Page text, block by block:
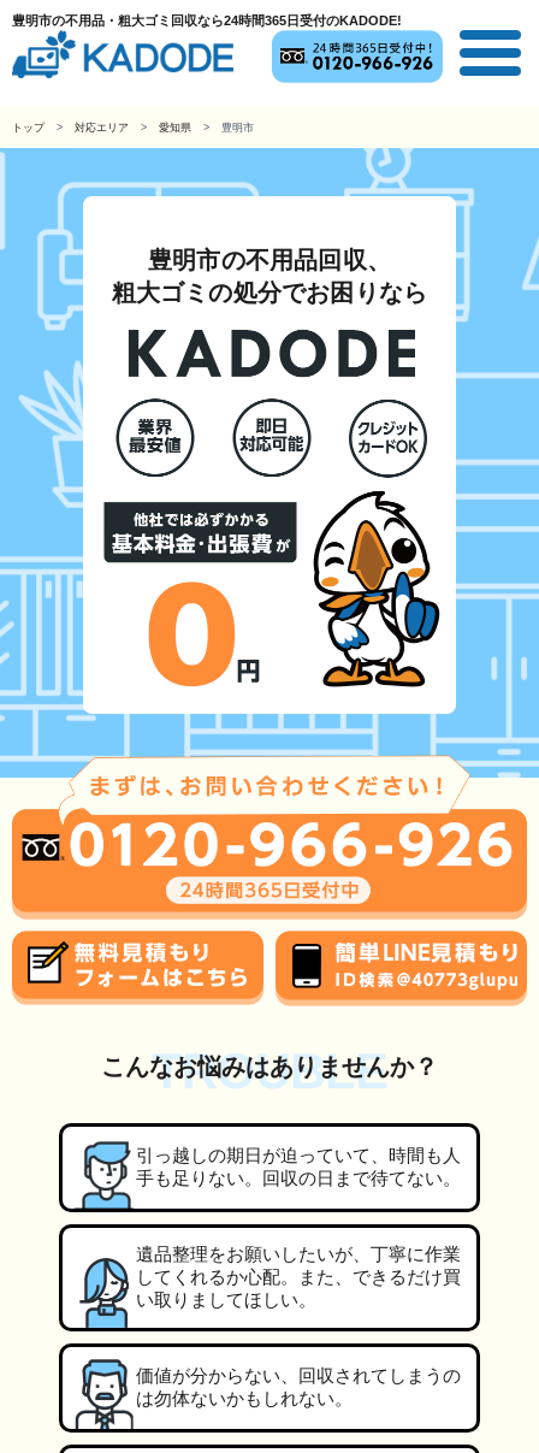
豊明市の不用品・粗大ゴミ回収なら24時間365日受付のKADODE!
トップ 対応エリア 愛知県 豊明市
豊明市の不用品回収、
粗大ゴミの処分でお困りなら
TROUBLE
こんなお悩みはありませんか？
引っ越しの期日が迫っていて、時間も人
手も足りない。回収の日まで待てない。
遺品整理をお願いしたいが、丁寧に作業
してくれるか心配。また、できるだけ買
い取りましてほしい。
価値が分からない、回収されてしまうの
は勿体ないかもしれない。